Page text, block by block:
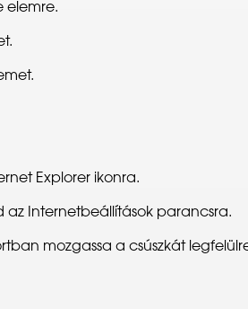
elemre.
Explorer ikonra.
az Internetbeállítások parancsra.
mozgassa a csúszkát